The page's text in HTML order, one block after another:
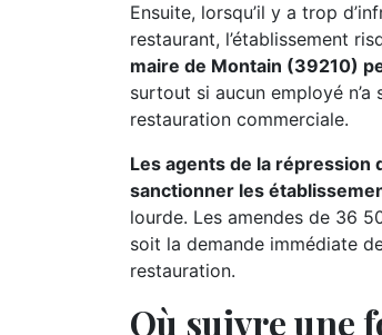
Ensuite, lorsqu’il y a trop
restaurant, l’établissement
maire de Montain (39210)
surtout si aucun employé
restauration commerciale.
Les agents de la répression
sanctionner les
lourde. Les amendes de 36
soit la demande immédiate
restauration.
Où suivre une